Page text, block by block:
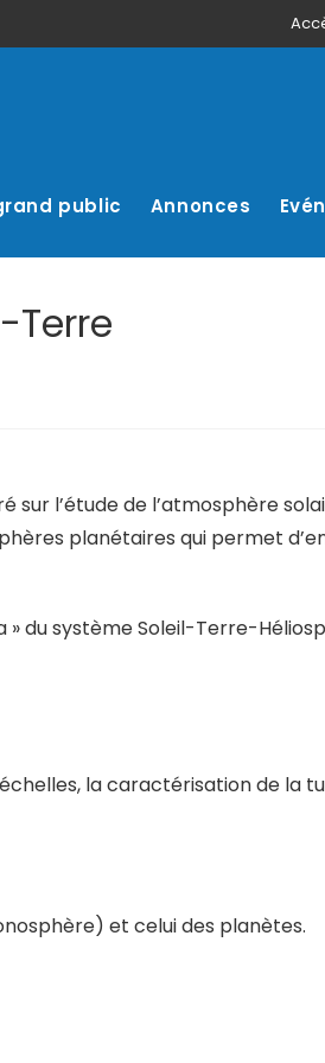
public Annonces
Terre
sur l’étude de l’atmosphère
planétaires qui permet
du système Soleil-Terre-
la caractérisation de la
et celui des planètes.